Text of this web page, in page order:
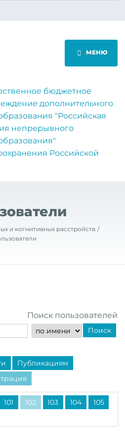
МЕНЮ
бюджетное
дополнительного
"Российская
непрерывного
Российской
и когнитивных расстройств
Поиск пользователей
Поиск
Публикациям
101 102 103 104
105